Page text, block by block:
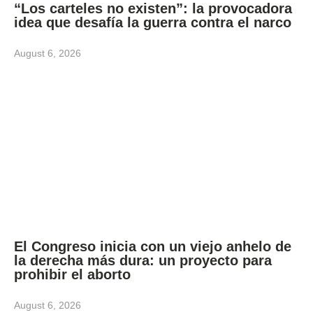
“Los carteles no existen”: la provocadora
idea que desafía la guerra contra el narco
August 6, 2026
El Congreso inicia con un viejo anhelo de
la derecha más dura: un proyecto para
prohibir el aborto
August 6, 2026